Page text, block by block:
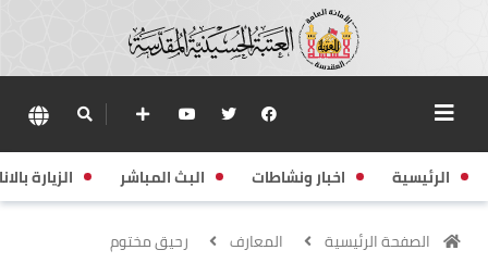
الرئيسية اخبار ونشاطات البث المباشر الزيارة
الصفحة الرئيسية المعارف رحيق مختوم